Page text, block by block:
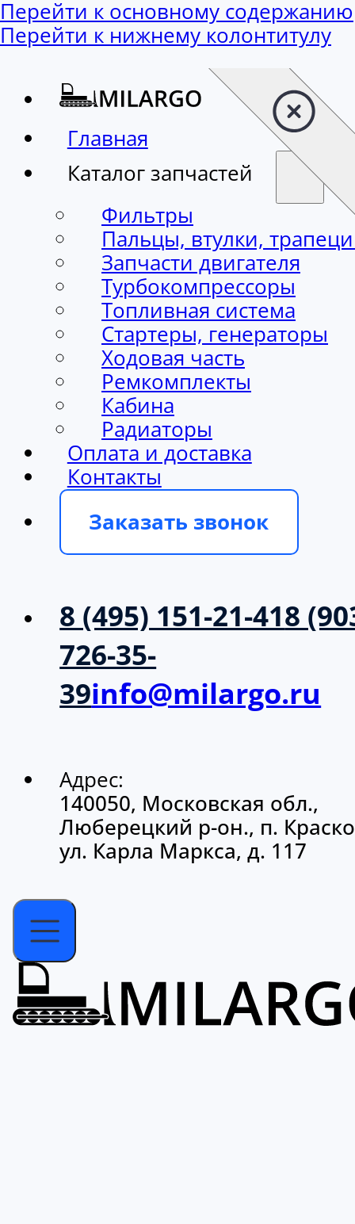
Перейти к основному содержанию
Перейти к нижнему колонтитулу
Главная
Каталог запчастей
Фильтры
Пальцы, втулки,
Запчасти двигателя
Турбокомпрессоры
Топливная система
Стартеры, генераторы
Ходовая часть
Ремкомплекты
Кабина
Радиаторы
Оплата и доставка
Контакты
Заказать звонок
8 (495) 151-21-418
726-35-
39info@milargo.ru
Адрес:
140050, Московская обл.,
Люберецкий р-он., п.
ул. Карла Маркса, д. 117